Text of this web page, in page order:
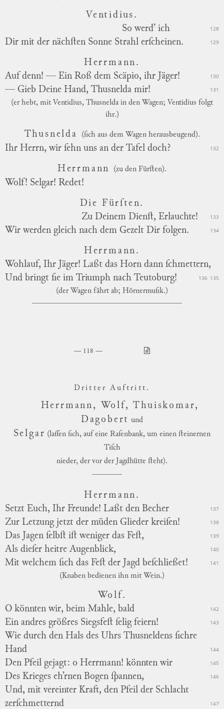
Ventidius.
So werd’ ich
128
Dir mit der nächſten Sonne Strahl erſcheinen. 129
Herrmann.
Auf denn! — Ein Roß dem Scäpio, ihr Jäger!
130
— Gieb Deine Hand, Thusnelda mir! 131
(er hebt, mit Ventidius, Thusnelda in den Wagen; Ventidius folgt
ihr.)
Thusnelda (ſich aus dem Wagen herausbeugend).
Ihr Herrn, wir ſehn uns an der Tafel doch? 132
Herrmann (zu den Fürſten).
Wolf! Selgar! Redet!
Die Fürſten.
Zu Deinem Dienſt, Erlauchte!
133
Wir werden gleich nach dem Gezelt Dir folgen. 134
Herrmann.
Wohlauf, Ihr Jäger! Laßt das Horn dann ſchmettern,
135
Und bringt ſie im Triumph nach Teutoburg! 136
(der Wagen fährt ab; Hörnermuſik.)
118
Dritter Auftritt.
Herrmann, Wolf, Thuiskomar,
Dagobert und
Selgar (laſſen ſich, auf eine Raſenbank, um einen ſteinernen
Tiſch
nieder, der vor der Jagdhütte ſteht).
Herrmann.
Setzt Euch, Ihr Freunde! Laßt den Becher
137
Zur Letzung jetzt der müden Glieder kreiſen! 138
Das Jagen ſelbſt iſt weniger das Feſt, 139
Als dieſer heitre Augenblick, 140
Mit welchem ſich das Feſt der Jagd beſchließet! 141
(Knaben bedienen ihn mit Wein.)
Wolf.
O könnten wir, beim Mahle, bald
142
Ein andres größres Siegsfeſt ſelig feiern! 143
Wie durch den Hals des Uhrs Thusneldens ſichre
Hand
144
Den Pfeil gejagt: o Herrmann! könnten wir 145
Des Krieges eh’rnen Bogen ſpannen, 146
Und, mit vereinter Kraft, den Pfeil der Schlacht
zerſchmetternd
147